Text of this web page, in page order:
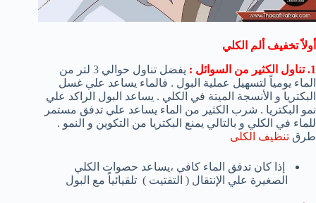
أولاً تخفيف ألم الكلي
1. تناول الكثير من السوائل :
يفضل تناول حوالي 3 لتر من
الماء يومياً لتسهيل عملية البول . فالماء يساعد علي غسل
البكتريا و الأنسجة الميتة في الكلي . يساعد البول الراكد علي
نمو البكتريا . شرب الكثير من الماء يساعد علي تدفق مستمر
للماء في الكلي و بالتالي يمنع البكتريا من التكوين و النمو .
طرق تنظيف الكلى
إذا كان تدفق الماء كافي ،يساعد حصوات الكلي
الصغيرة علي الإنتقال ( التفتيت ) تلقيائياً مع البول